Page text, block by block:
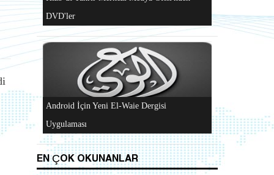
Al-Raya Gazetesi Yeniden Yayında
DVD'ler
EN ÇOK OKUNANLAR